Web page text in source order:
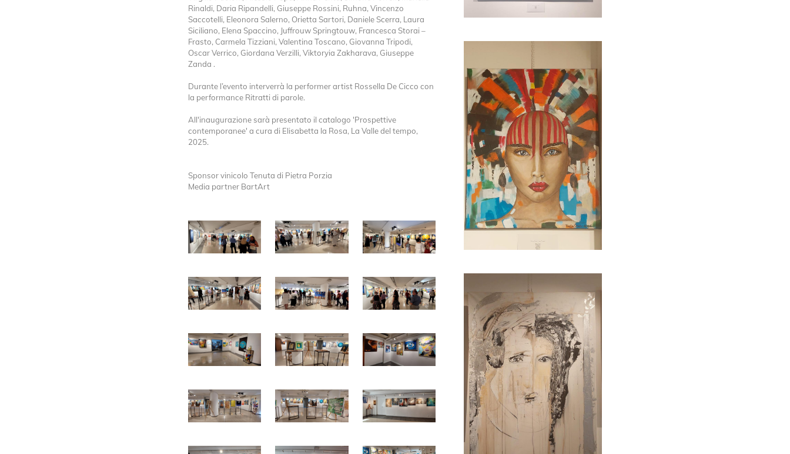
Rinaldi, Daria Ripandelli, Giuseppe Rossini, Ruhna, Vincenzo
Saccotelli, Eleonora Salerno, Orietta Sartori, Daniele Scerra, Laura
Siciliano, Elena Spaccino, Juffrouw Springtouw, Francesca Storai –
Frasto, Carmela Tizziani, Valentina Toscano, Giovanna Tripodi,
Oscar Verrico, Giordana Verzilli, Viktoryia Zakharava, Giuseppe
Zanda .
Durante l’evento interverrà la performer artist Rossella De Cicco con
la performance Ritratti di parole.
All'inaugurazione sarà presentato il catalogo 'Prospettive
contemporanee' a cura di Elisabetta la Rosa, La Valle del tempo,
2025.
Sponsor vinicolo Tenuta di Pietra Porzia
Media partner BartArt